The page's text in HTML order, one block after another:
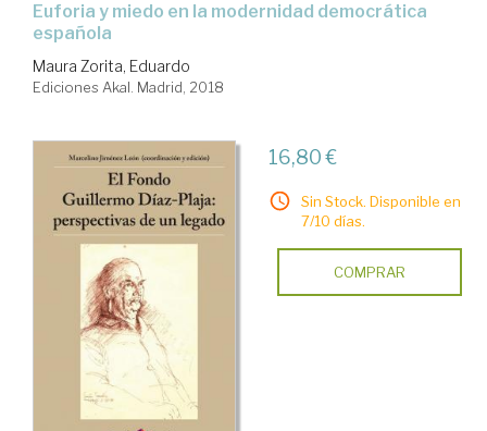
euforia y miedo en la modernidad democrática
española
Maura Zorita, Eduardo
Ediciones Akal. Madrid, 2018
16,80 €
Sin Stock. Disponible en
7/10 días.
COMPRAR